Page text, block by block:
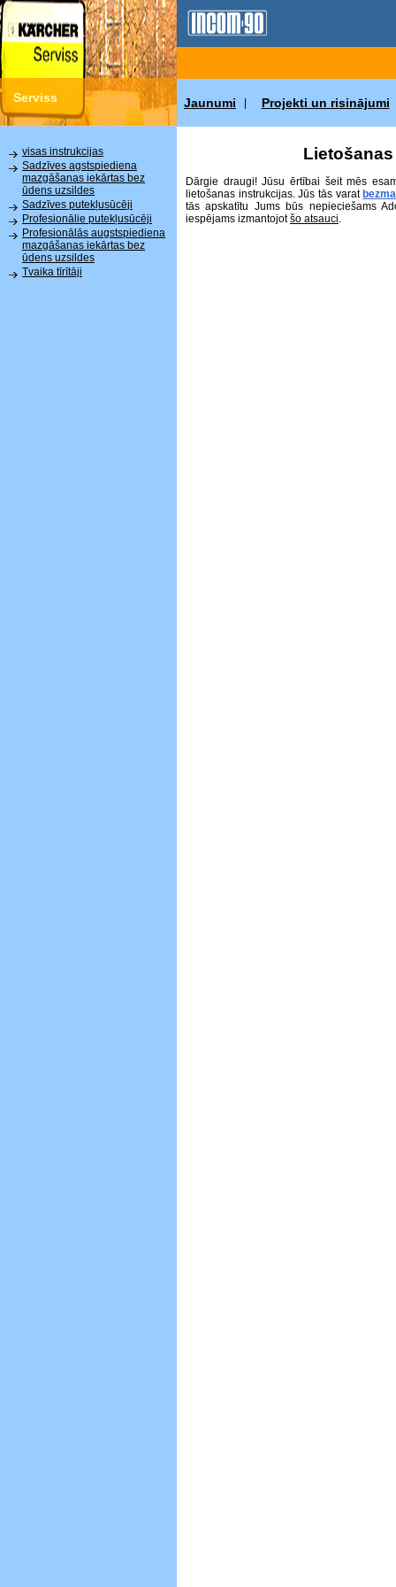
Serviss Jaunumi Projekti un risinājumi
visas instrukcijas
Sadzīves agstspiediena
mazgāšanas iekārtas bez
ūdens uzsildes
Sadzīves putekļusūcēji
Profesionālie putekļusūcēji
Profesionālās augstspiediena
mazgāšanas iekārtas bez
ūdens uzsildes
Tvaika tīrītāji
Dārgie draugi! Jūsu ērtībai šeit mēs
lietošanas instrukcijas. Jūs tās varat
tās apskatītu Jums būs nepieciešams
iespējams izmantojotšo atsauci.